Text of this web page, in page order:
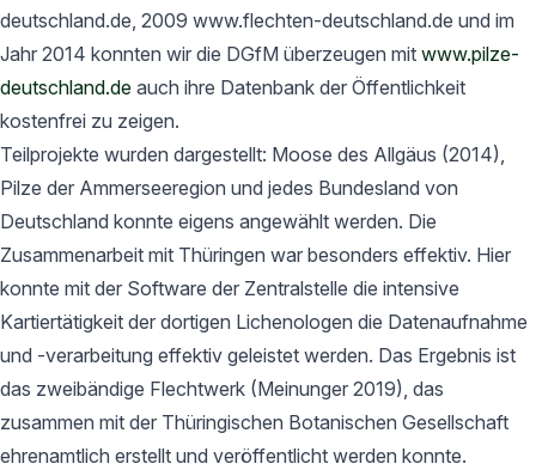
deutschland.de, 2009 www.flechten-deutschland.de und im
Jahr 2014 konnten wir die DGfM überzeugen mit www.pilze-
deutschland.de auch ihre Datenbank der Öffentlichkeit
kostenfrei zu zeigen.
Teilprojekte wurden dargestellt: Moose des Allgäus (2014),
Pilze der Ammerseeregion und jedes Bundesland von
Deutschland konnte eigens angewählt werden. Die
Zusammenarbeit mit Thüringen war besonders effektiv. Hier
konnte mit der Software der Zentralstelle die intensive
Kartiertätigkeit der dortigen Lichenologen die Datenaufnahme
und -verarbeitung effektiv geleistet werden. Das Ergebnis ist
das zweibändige Flechtwerk (Meinunger 2019), das
zusammen mit der Thüringischen Botanischen Gesellschaft
ehrenamtlich erstellt und veröffentlicht werden konnte.